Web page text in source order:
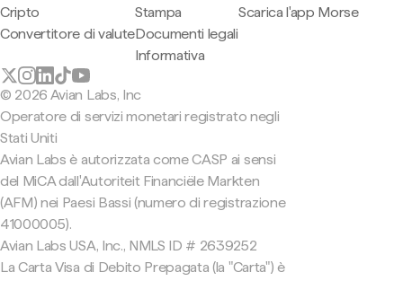
Cripto
Convertitore di valute
Stampa
Documenti legali
Informativa
Scarica l'app Morse
© 2026 Avian Labs, Inc
Operatore di servizi monetari registrato negli
Stati Uniti
Avian Labs è autorizzata come CASP ai sensi
del MiCA dall'Autoriteit Financiële Markten
(AFM) nei Paesi Bassi (numero di registrazione
41000005).
Avian Labs USA, Inc., NMLS ID # 2639252
La Carta Visa di Debito Prepagata (la "Carta") è